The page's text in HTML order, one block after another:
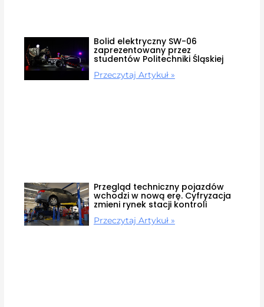
Bolid elektryczny SW-06
zaprezentowany przez
studentów Politechniki Śląskiej
Przeczytaj Artykuł »
Przegląd techniczny pojazdów
wchodzi w nową erę. Cyfryzacja
zmieni rynek stacji kontroli
Przeczytaj Artykuł »